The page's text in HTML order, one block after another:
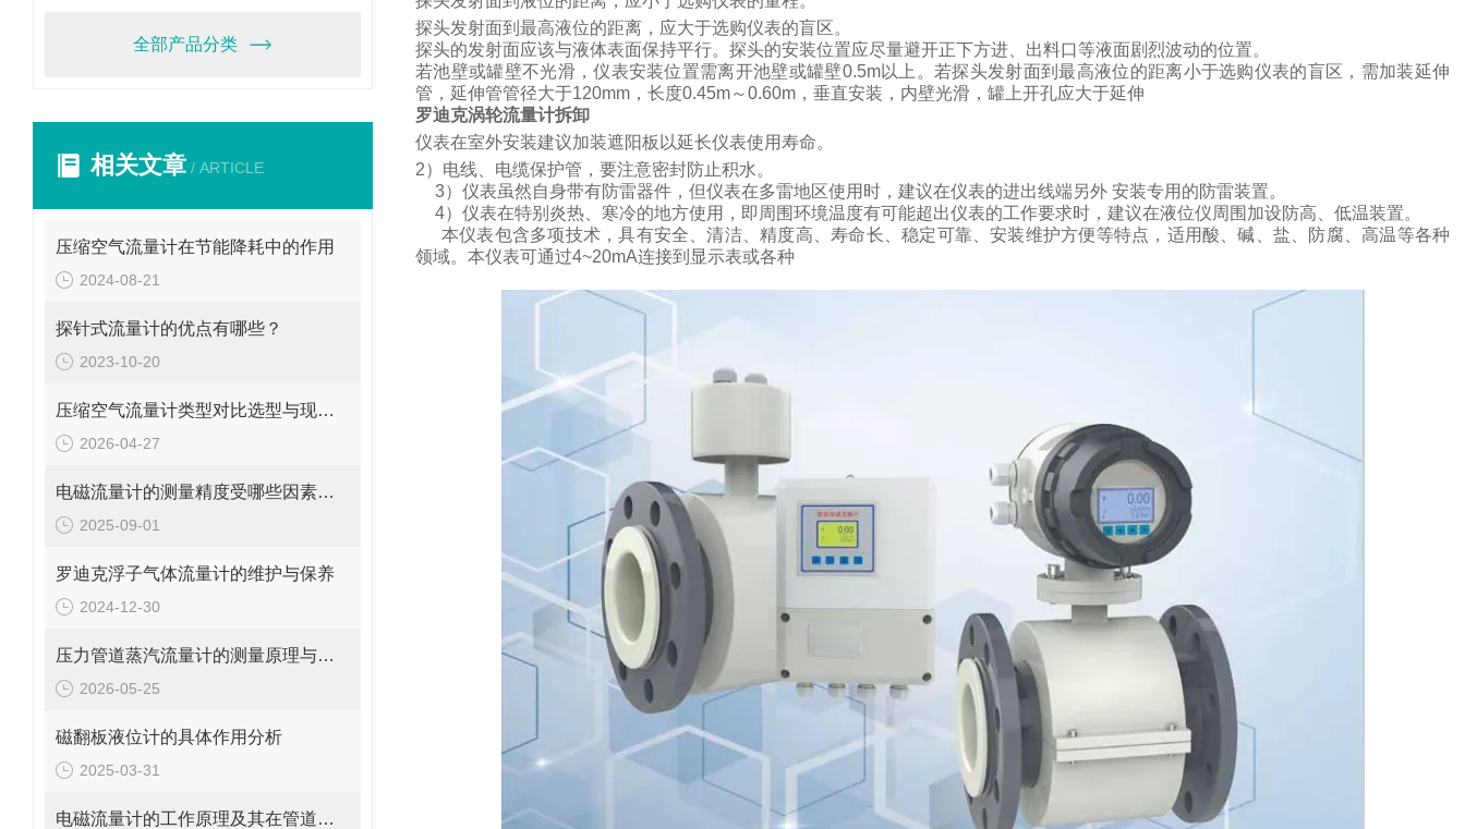
全部产品分类
相关文章 / ARTICLE
压缩空气流量计在节能降耗中的作用
2024-08-21
探针式流量计的优点有哪些？
2023-10-20
压缩空气流量计类型对比选型与现场安装维修要点
2026-04-27
电磁流量计的测量精度受哪些因素影响?
2025-09-01
罗迪克浮子气体流量计的维护与保养
2024-12-30
压力管道蒸汽流量计的测量原理与日常维护操作规范
2026-05-25
磁翻板液位计的具体作用分析
2025-03-31
电磁流量计的工作原理及其在管道系统中的应用
探头发射面到最高液位的距离，应大于选购仪表的盲区。
探头的发射面应该与液体表面保持平行。 探头的安装位置应尽量避开正下方进、出料口等液面剧烈波动的位置。
若池壁或罐壁不光滑，仪表安装位置需离开池壁或罐壁0.5m以上。 若探头发射面到最高液位的距离小于选购仪表的盲区，需加装延伸
管， 延伸管管径大于120mm ，长度0.45m～0.60m ，垂直安装，内壁光滑，罐上开孔应大于延伸
罗迪克涡轮流量计拆卸
仪表在室外安装建议加装遮阳板以延长仪表使用寿命。
2）电线、电缆保护管，要注意密封防止积水。
3）仪表虽然自身带有防雷器件，但仪表在多雷地区使用时，建议在仪表的进出线端另外 安装专用的防雷装置。
4）仪表在特别炎热、寒冷的地方使用，即周围环境温度有可能超出仪表的工作要求时，建议在液位仪周围加设防高、低温装置。
本仪表包含多项技术，具有安全、清洁、精度高、寿命长、稳定可靠、安装维护方便等特点， 适用酸、碱、盐、防腐、高温等各种
领域。 本仪表可通过4~20mA连接到显示表或各种